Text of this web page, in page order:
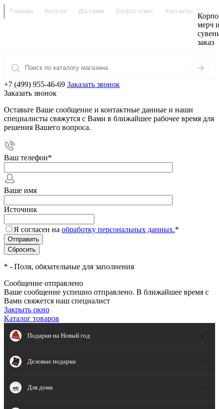
Главная Каталог Доставка Вопрос ответ Контакты
мерч
заказ
+7 (499) 955-46-69 Заказать звонок
Заказать звонок
Оставьте Ваше сообщение и контактные данные и наши
специалисты свяжутся с Вами в ближайшее рабочее время для
решения Вашего вопроса.
Ваш телефон*
Ваше имя
Источник
Я согласен на обработку персональных данных.*
* - Поля, обязательные для заполнения
Сообщение отправлено
Ваше сообщение успешно отправлено. В ближайшее время с
Вами свяжется наш специалист
Закрыть окно
Каталог товаров
Подарки на Новый год
Деловые подарки
Для дома